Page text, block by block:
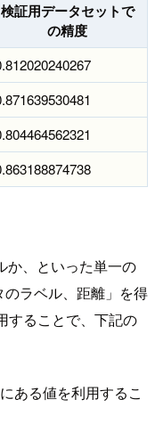
検証用データセットで
の精度
か、といった単一の
ラベル、距離」を得
することで、下記の
ある値を利用するこ